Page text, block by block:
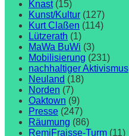
Knast (15)
Kunst/Kultur (127)
Kurt Claßen (114)
Lützerath (1)
MaWa BuWi (3)
Mobilisierung (231)
nachhaltiger Aktivismus
Neuland (18)
Norden (7)
Oaktown (9)
Presse (247)
Räumung (86)
RemiFraisse-Turm (11)